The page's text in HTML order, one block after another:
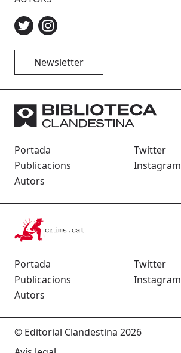
Newsletter
Portada
Publicacions
Autors
Twitter
Instagram
Portada
Publicacions
Autors
Twitter
Instagram
© Editorial Clandestina 2026